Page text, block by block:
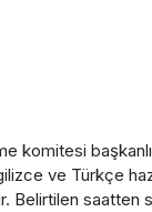
ve Türkçe
saatten